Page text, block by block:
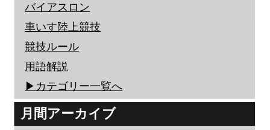
バイアスロン
車いす陸上競技
競技ルール
用語解説
▶︎カテゴリー一覧へ
月間アーカイブ